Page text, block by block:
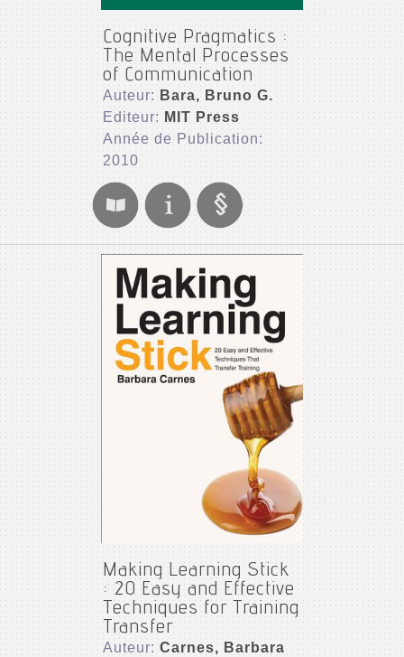
Cognitive Pragmatics :
The Mental Processes
of Communication
Auteur: Bara, Bruno G.
Editeur: MIT Press
Année de Publication:
2010
Making Learning Stick
: 20 Easy and Effective
Techniques for Training
Transfer
Auteur:Carnes, Barbara